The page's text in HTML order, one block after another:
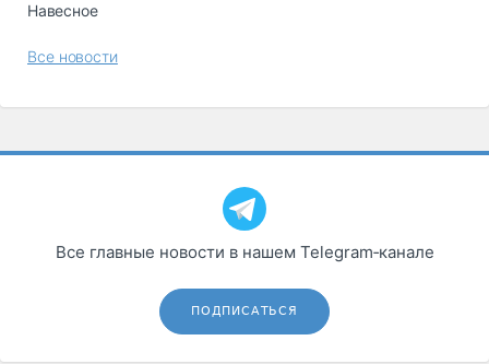
Навесное
Все новости
Все главные новости в нашем Telegram‑канале
ПОДПИСАТЬСЯ